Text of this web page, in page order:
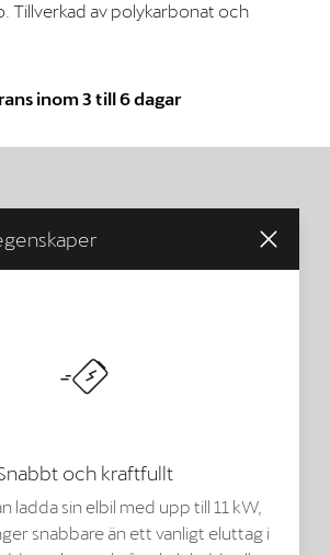
Tillverkad av polykarbonat och
inom 3 till 6 dagar
och kraftfullt
ladda sin elbil med upp till 11 kW,
snabbare än ett vanligt eluttag i